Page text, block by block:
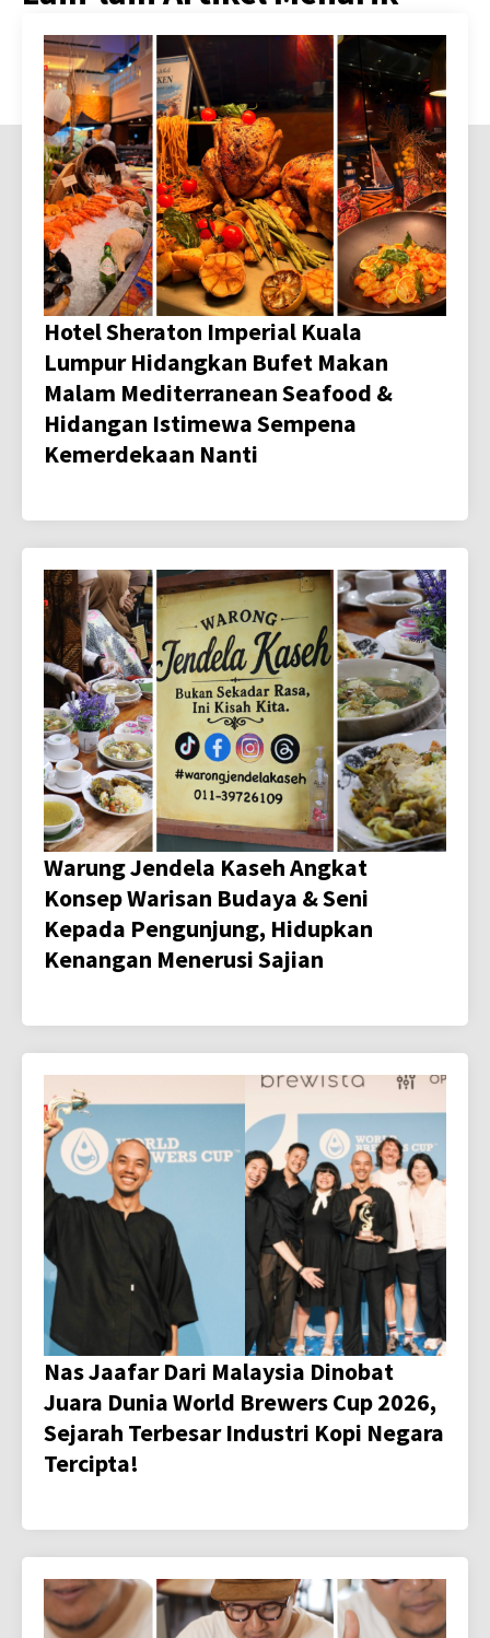
Hotel Sheraton Imperial Kuala
Lumpur Hidangkan Bufet Makan
Malam Mediterranean Seafood &
Hidangan Istimewa Sempena
Kemerdekaan Nanti
Warung Jendela Kaseh Angkat
Konsep Warisan Budaya & Seni
Kepada Pengunjung, Hidupkan
Kenangan Menerusi Sajian
Nas Jaafar Dari Malaysia Dinobat
Juara Dunia World Brewers Cup 2026,
Sejarah Terbesar Industri Kopi Negara
Tercipta!